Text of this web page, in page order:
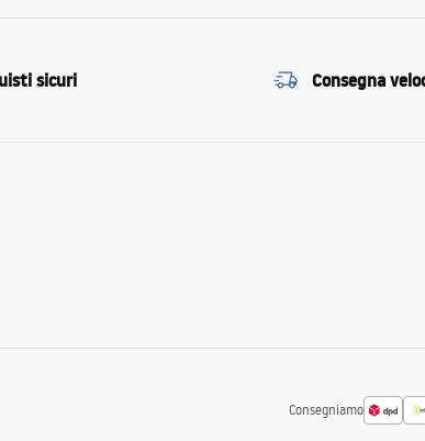
sicuri Consegna
Consegniamo